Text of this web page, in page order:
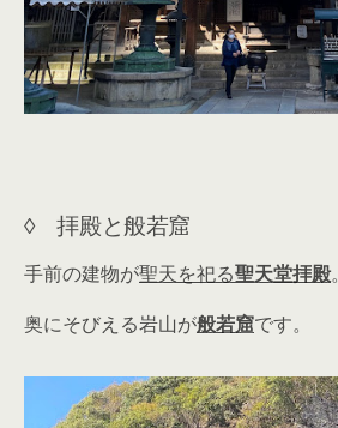
◊ 拝殿と般若窟
手前の建物が聖天を祀る聖天堂拝殿。
奥にそびえる岩山が般若窟です。